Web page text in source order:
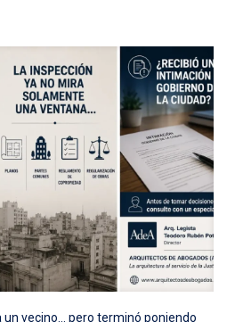
un vecino… pero terminó poniendo